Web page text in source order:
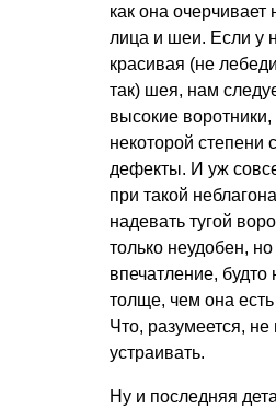
как она
лица и шеи. Если у
красивая (не
так) шея, нам
высокие
некоторой степени
дефекты. И уж
при такой
надевать тугой
только неудобен, но
впечатление,
толще, чем она
Что, разумеется,
устраивать.
Ну и последняя